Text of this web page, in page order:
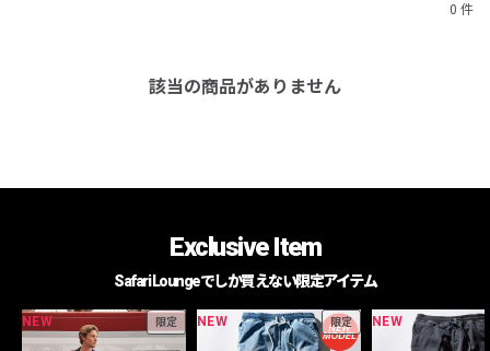
0 件
該当の商品がありません
Exclusive Item
Safari Loungeでしか買えない限定アイテム
NEW 限定 NEW 限定 NEW